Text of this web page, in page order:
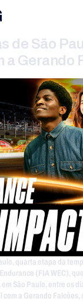
de São
a Gerando
quarta etapa da
(FIA WEC),
São Paulo, entre os
a Gerando